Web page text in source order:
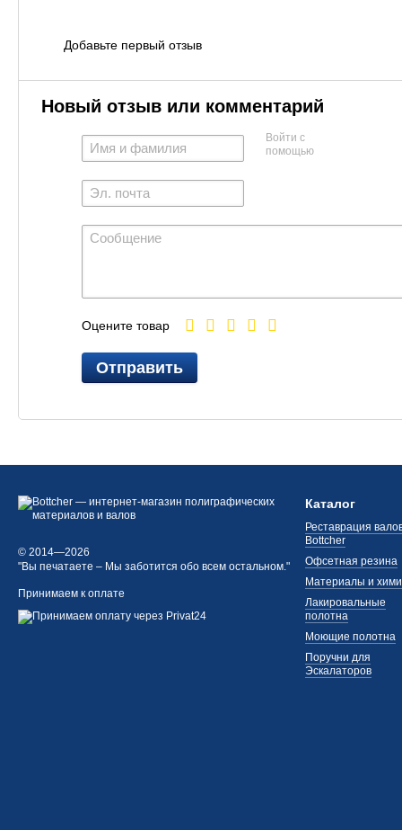
Добавьте первый отзыв
Новый отзыв или комментарий
Войти с
помощью
Оцените товар
Отправить
© 2014—2026
"Вы печатаете – Мы заботится обо всем остальном."
Принимаем к оплате
Каталог
Реставрация
Bottcher
Офсетная резина
Материалы и
Лакировальные
полотна
Моющие полотна
Поручни для
Эскалаторов